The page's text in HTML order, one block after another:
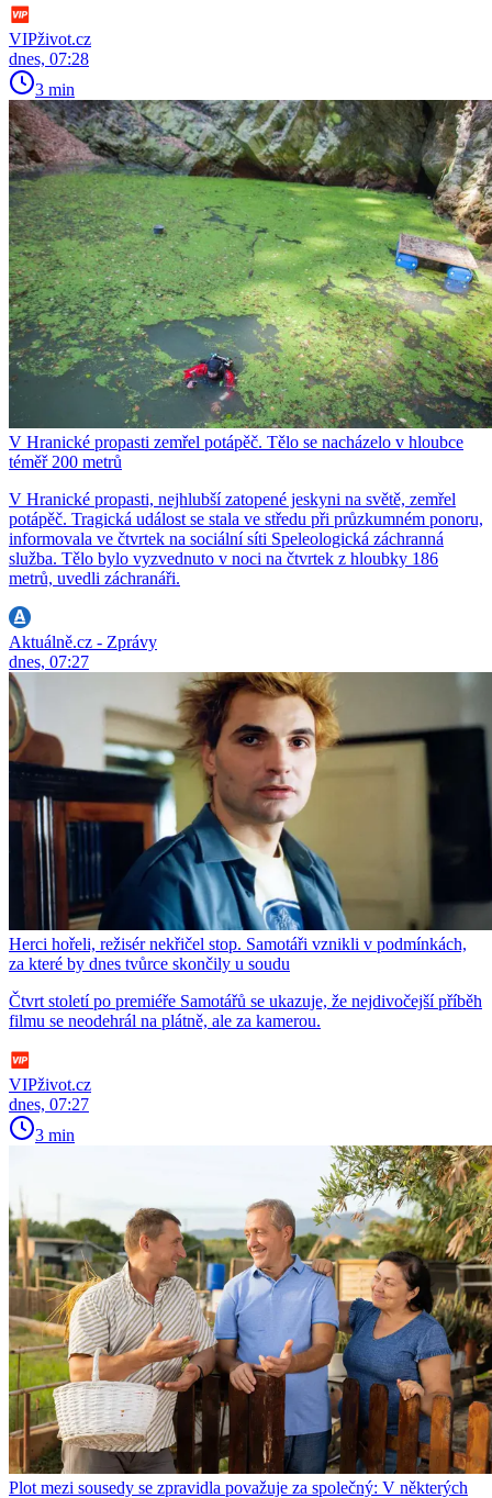
VIPživot.cz
dnes, 07:28
3 min
V Hranické propasti zemřel potápěč. Tělo se nacházelo v hloubce
téměř 200 metrů
V Hranické propasti, nejhlubší zatopené jeskyni na světě, zemřel
potápěč. Tragická událost se stala ve středu při průzkumném ponoru,
informovala ve čtvrtek na sociální síti Speleologická záchranná
služba. Tělo bylo vyzvednuto v noci na čtvrtek z hloubky 186
metrů, uvedli záchranáři.
Aktuálně.cz - Zprávy
dnes, 07:27
Herci hořeli, režisér nekřičel stop. Samotáři vznikli v podmínkách,
za které by dnes tvůrce skončily u soudu
Čtvrt století po premiéře Samotářů se ukazuje, že nejdivočejší příběh
filmu se neodehrál na plátně, ale za kamerou.
VIPživot.cz
dnes, 07:27
3 min
Plot mezi sousedy se zpravidla považuje za společný: V některých